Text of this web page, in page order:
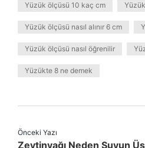
Yüzük ölçüsü 10 kaç cm
Yüzük ölçüsü nasıl alınır 6 cm
Yüzük ölçüsü nasıl öğrenilir
Yüzükte 8 ne demek
Önceki Yazı
Zeytinyağı Neden Suyun